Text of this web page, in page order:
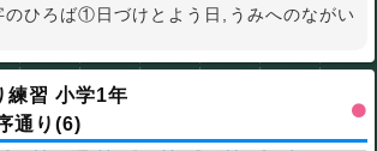
のひろば①日づけとよう日,うみへのながい
練習 小学1年
通り(6)